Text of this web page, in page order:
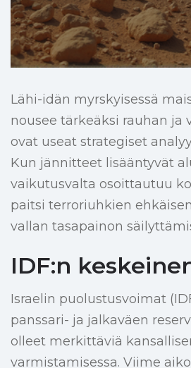
Lähi-idän myrskyisessä
nousee tärkeäksi rauhan ja
ovat useat strategiset
Kun jännitteet lisääntyvät
vaikutusvalta osoittautuu
paitsi terroriuhkien
vallan tasapainon
IDF:n
Israelin puolustusvoimat
panssari- ja jalkaväen
olleet merkittäviä
varmistamisessa. Viime